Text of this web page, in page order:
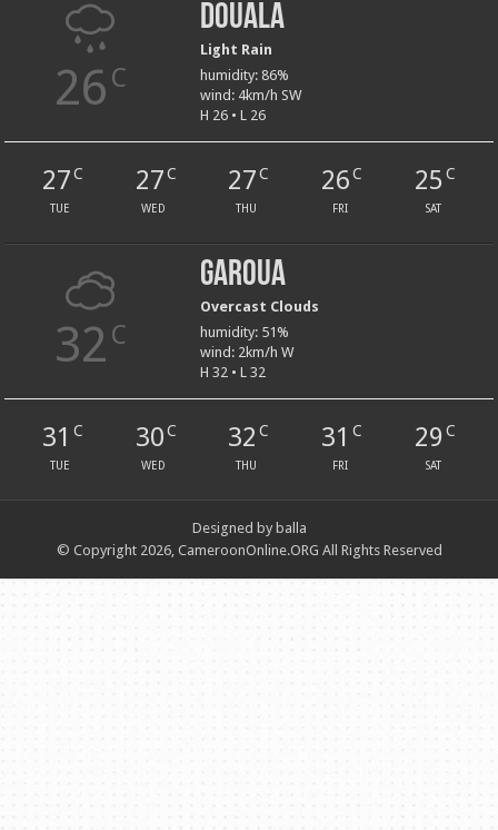
26 C
Douala
Light Rain
humidity: 86%
wind: 4km/h SW
H 26 • L 26
27C
TUE
27C
WED
27 C
THU
26 C
FRI
25 C
SAT
32 C
Garoua
Overcast Clouds
humidity: 51%
wind: 2km/h W
H 32 • L 32
31 C
TUE
30C
WED
32 C
THU
31 C
FRI
29 C
SAT
Designed by balla
© Copyright 2026, CameroonOnline.ORG All Rights Reserved